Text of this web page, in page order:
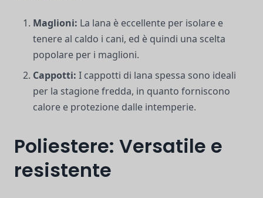
Maglioni: La lana è eccellente per isolare e
tenere al caldo i cani, ed è quindi una scelta
popolare per i maglioni.
Cappotti: I cappotti di lana spessa sono ideali
per la stagione fredda, in quanto forniscono
calore e protezione dalle intemperie.
Poliestere: Versatile e
resistente